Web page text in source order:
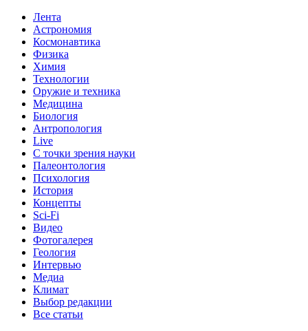
Лента
Астрономия
Космонавтика
Физика
Химия
Технологии
Оружие и техника
Медицина
Биология
Антропология
Live
С точки зрения науки
Палеонтология
Психология
История
Концепты
Sci-Fi
Видео
Фотогалерея
Геология
Интервью
Медиа
Климат
Выбор редакции
Все статьи